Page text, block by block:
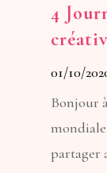
4
01/10/
Bonjour
partager